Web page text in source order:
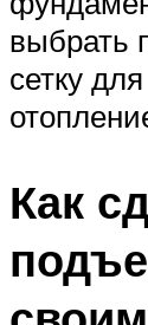
выбрать
сетку
Как